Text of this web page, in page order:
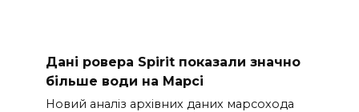
Дані ровера Spirit показали значно
більше води на Марсі
Новий аналіз архівних даних марсохода